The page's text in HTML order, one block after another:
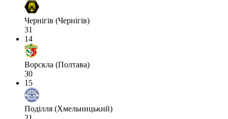
Чернігів (Чернігів)
31
14
Ворскла (Полтава)
30
15
Поділля (Хмельницький)